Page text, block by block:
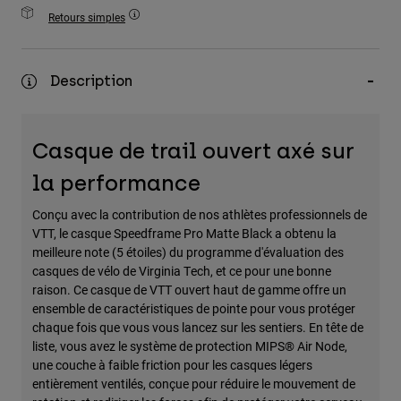
Accessoires
Sacs et sacs à dos
Retours simples
Description
Casque de trail ouvert axé sur
la performance
Conçu avec la contribution de nos athlètes professionnels de
VTT, le casque Speedframe Pro Matte Black a obtenu la
meilleure note (5 étoiles) du programme d'évaluation des
casques de vélo de Virginia Tech, et ce pour une bonne
raison. Ce casque de VTT ouvert haut de gamme offre un
ensemble de caractéristiques de pointe pour vous protéger
chaque fois que vous vous lancez sur les sentiers. En tête de
liste, vous avez le système de protection MIPS® Air Node,
une couche à faible friction pour les casques légers
entièrement ventilés, conçue pour réduire le mouvement de